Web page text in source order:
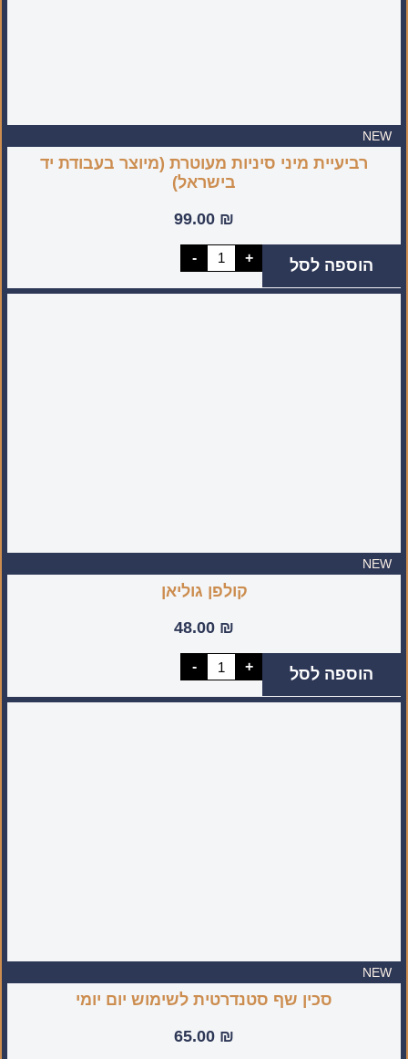
NEW
רביעיית מיני סיניות מעוטרת (מיוצר בעבודת יד
בישראל)
99.00 ₪
-
כמות
של
מיני
+ הוספה לסל
NEW
קולפן גוליאן
48.00 ₪
-
כמות
של
גוליאן
+ הוספה לסל
NEW
סכין שף סטנדרטית לשימוש יום יומי
65.00 ₪